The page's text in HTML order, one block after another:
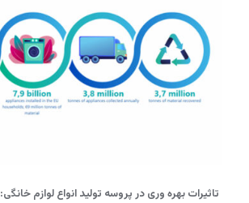
تاثیرات بهره وری در پروسه تولید انواع لوازم خانگی: